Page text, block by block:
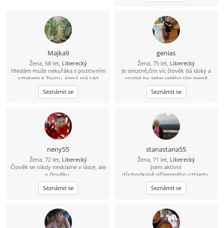
Majka9
Žena, 68 let, Liberecký
Hledám muže nekuřáka s pozitivním
vztahem k životu, který má rád
turistiku, přírodu.
Seznámit se
genias
Žena, 75 let, Liberecký
Je smutně,čim víc člověk dá lásky a
rozdal by sebe celého,tím meně
dostane,Čim vice chce sníkym byt
tím menši šance existuji,Čim vice má
člověk láskave srdce,tím vice bolesti
Seznámit se
neny55
Žena, 72 let, Liberecký
Člověk se nikdy nesklame v lásce, ale
v člověku.
Seznámit se
stanastana55
Žena, 71 let, Liberecký
Jsem aktivní
důchodkyně,příjemného vzhledu.
Hledám kamaráda,přítele pro
nadcházející jarní měsíce.Ráda budu
komunikovat blíže.Liberec a blízké
Seznámit se